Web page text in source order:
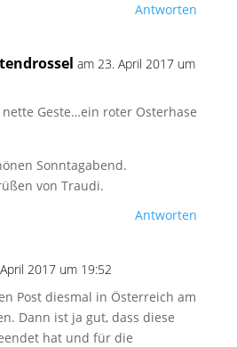
Antworten
am 23. April 2017 um
Geste…ein roter Osterhase
Sonntagabend.
von Traudi.
Antworten
2017 um 19:52
Post diesmal in Österreich am
Dann ist ja gut, dass diese
hat und für die